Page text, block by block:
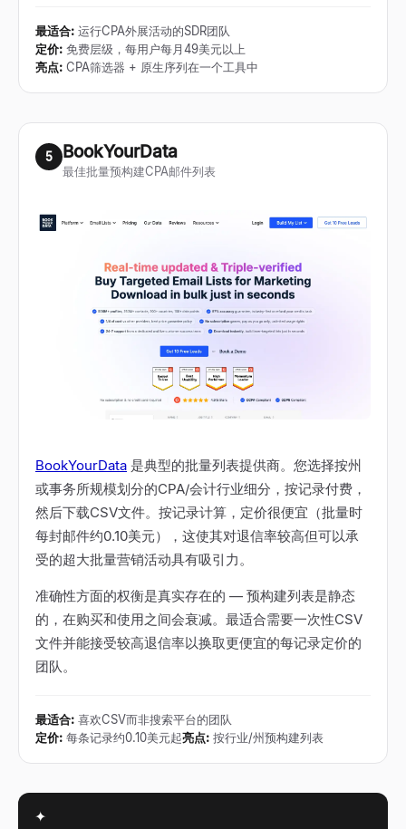
最适合: 运行CPA外展活动的SDR团队
定价: 免费层级，每用户每月49美元以上
亮点: CPA筛选器 + 原生序列在一个工具中
5 BookYourData
最佳批量预构建CPA邮件列表
BookYourData 是典型的批量列表提供商。您选择按州
或事务所规模划分的CPA/会计行业细分，按记录付费，
然后下载CSV文件。按记录计算，定价很便宜（批量时
每封邮件约0.10美元），这使其对退信率较高但可以承
受的超大批量营销活动具有吸引力。
准确性方面的权衡是真实存在的 — 预构建列表是静态
的，在购买和使用之间会衰减。最适合需要一次性CSV
文件并能接受较高退信率以换取更便宜的每记录定价的
团队。
最适合: 喜欢CSV而非搜索平台的团队
定价: 每条记录约0.10美元起亮点: 按行业/州预构建列表
✦